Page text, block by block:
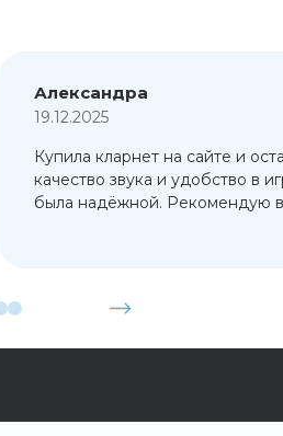
Александра
19.12.2025
Купила кларнет на сайте и
качество звука и удобство в
была надёжной. Рекомендую